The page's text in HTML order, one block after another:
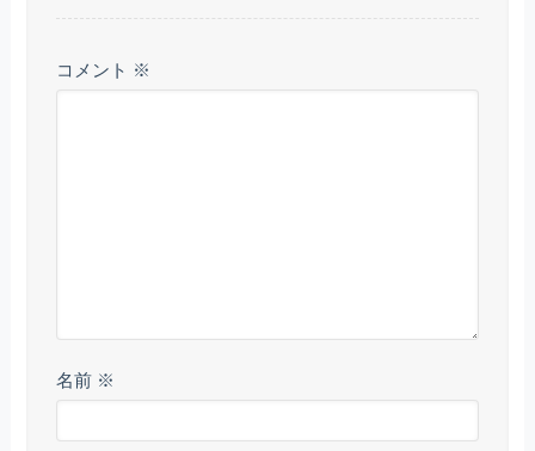
コメント ※
名前 ※